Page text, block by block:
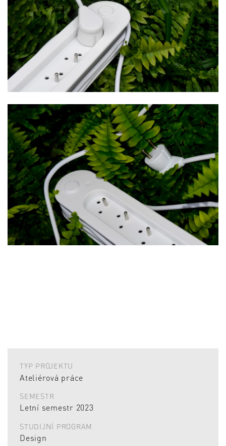
TYP PROJEKTU
Ateliérová práce
SEMESTR
Letní semestr 2023
STUDIJNÍ PROGRAM
Design